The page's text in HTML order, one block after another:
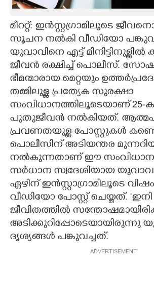
LITERATURE
ZOOM
CONTACT US
മീററ്റ്: ഇൻസ്റ്റഗ്രാമിലൂടെ
സൂചന നൽകി വീഡിയോ
യുവാവിനെ എട്ട് മിനിട്ടിനുള്ളിൽ
ജീവൻ രക്ഷിച്ച് പൊലീസ്.
ഭീമന്മാരായ മെറ്റയും
തമ്മിലുള്ള പ്രത്യേക സുരക്ഷാ
സംവിധാനത്തിലൂടെയാണ് 25-
പുതുജീവൻ നൽകിയത്.
പ്രവണതയുള്ള പോസ്റ്റുകൾ
പൊലീസിന് അടിയന്തര
നൽകുന്നതാണ് ഈ സംവിധാനം.
സർധാന സ്വദേശിയായ
ഏഴിന് ഇൻസ്റ്റാഗ്രാമിലൂടെ
വീഡിയോ പോസ്റ്റ് ചെയ്തത്. 'ഇനി
ജീവിതത്തിൽ
അടിക്കുറിപ്പോടെയായിരുന്നു
ദൃശ്യങ്ങൾ പങ്കുവച്ചത്.
ADVERTISEMENT